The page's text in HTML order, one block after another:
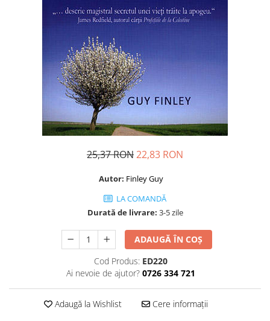
Seria Montauk
Seria Chico Xavier
Seria Helena Blavatsky
Povestiri
25,37 RON22,83 RON
Autor: Finley Guy
LA COMANDĂ
Durată de livrare: 3-5 zile
ADAUGĂ ÎN COȘ
Cod Produs: ED220
Ai nevoie de ajutor? 0726 334 721
Adaugă la Wishlist Cere informații